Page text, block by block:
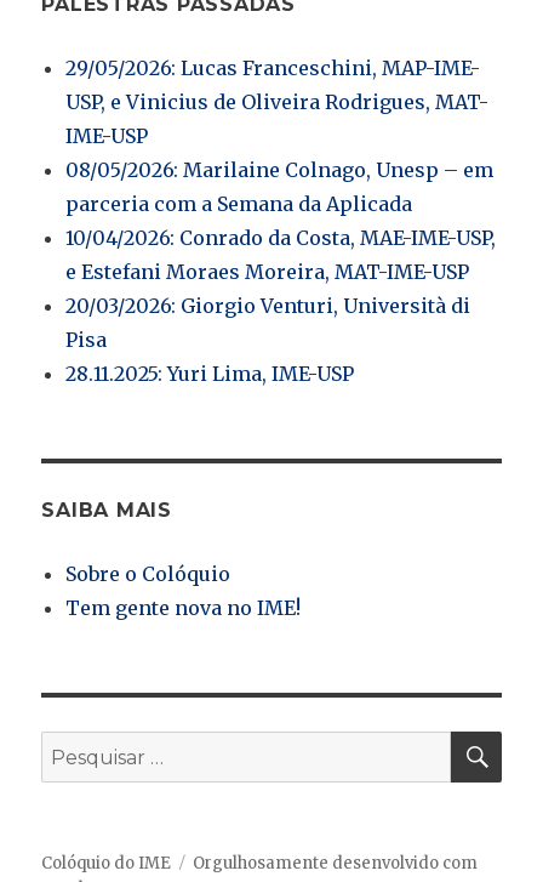
29/05/2026: Lucas Franceschini, MAP-IME-
USP, e Vinicius de Oliveira Rodrigues, MAT-
IME-USP
08/05/2026: Marilaine Colnago, Unesp – em
parceria com a Semana da Aplicada
10/04/2026: Conrado da Costa, MAE-IME-USP,
e Estefani Moraes Moreira, MAT-IME-USP
20/03/2026: Giorgio Venturi, Università di
Pisa
28.11.2025: Yuri Lima, IME-USP
SAIBA MAIS
Sobre o Colóquio
Tem gente nova no IME!
Pesquisar
por:
Colóquio do IME
Orgulhosamente desenvolvido com